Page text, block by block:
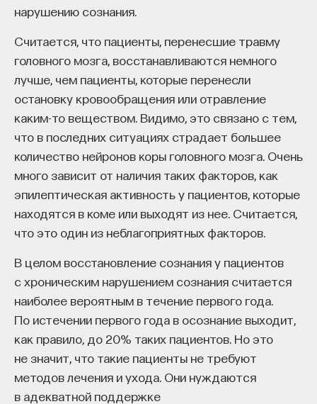
нарушению сознания.
Считается, что пациенты, перенесшие травму
головного мозга, восстанавливаются немного
лучше, чем пациенты, которые перенесли
остановку кровообращения или отравление
каким-то веществом. Видимо, это связано с тем,
что в последних ситуациях страдает большее
количество нейронов коры головного мозга. Очень
много зависит от наличия таких факторов, как
эпилептическая активность у пациентов, которые
находятся в коме или выходят из нее. Считается,
что это один из неблагоприятных факторов.
В целом восстановление сознания у пациентов
с хроническим нарушением сознания считается
наиболее вероятным в течение первого года.
По истечении первого года в осознание выходит,
как правило, до 20% таких пациентов. Но это
не значит, что такие пациенты не требуют
методов лечения и ухода. Они нуждаются
в адекватной поддержке
записавшисьна курс «Химия между нейронами:
вещества, которые управляют нами»
Пройдя этот курс, вы научитесь:
— Ориентироваться в общих принципах
работы нашего организма
— Разбираться в биохимических процессах
мозга
— Понимать причины нейро- и психопатологий
и эмоций с активностью нейромедиаторов
мозга
Автор курса:Вячеслав Дубынин— доктор
биологических наук, профессор кафедры
физиологии человека и животных биологического
факультета МГУ им. М.В. Ломоносова